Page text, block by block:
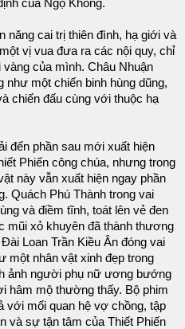
của Ngộ Không.
năng cai trị thiên đình, hạ giới và
vị vua đưa ra các nội quy, chỉ
của mình. Châu Nhuận
như một chiến binh hùng dũng,
chiến đấu cùng với thuộc hạ
đến phần sau mới xuất hiện
Phiến công chúa, nhưng trong
này vẫn xuất hiện ngay phần
Quách Phú Thành trong vai
và điềm tĩnh, toát lên vẻ đen
mũi xỏ khuyên đã thành thương
Loan Trần Kiều Ân đóng vai
một nhân vật xinh đẹp trong
ảnh người phụ nữ ương bướng
hâm mộ thường thấy. Bộ phim
với mối quan hệ vợ chồng, tập
và sự tận tâm của Thiết Phiến